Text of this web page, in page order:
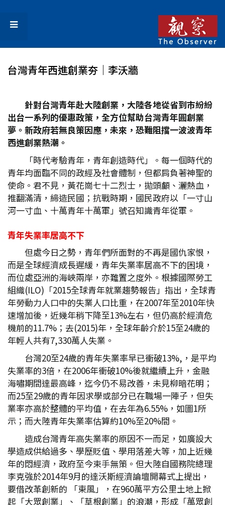
台灣青年西進創業夯｜李沃牆
針對台灣青年赴大陸創業，大陸各地從省到市紛紛
出台一系列的優惠政策，全方位幫助台灣青年圓創業
夢。新政府若無良策因應，未來，恐難阻擋一波波青年
西進創業熱潮。
「時代考驗青年，青年創造時代」。每一個時代的
青年均面臨不同的政經及社會體制，但都肩負著神聖的
使命。君不見，黃花崗七十二烈士，拋頭顱、灑熱血，
推翻滿清，締造民國；抗戰時期，國民政府以「一寸山
河一寸血、十萬青年十萬軍」號召知識青年從軍。
青年失業率居高不下
但處今日之勢，青年們所面對的不再是國仇家恨，
而是全球經濟成長遲緩，青年失業率居高不下的困境，
而位處亞洲的海峽兩岸，亦難置之度外。根據國際勞工
組織(ILO)「2015全球青年就業趨勢報告」指出，全球青
年勞動力人口中的失業人口比重，在2007年至2010年快
速增加後，近幾年稍下降至13%左右，但仍高於經濟危
機前的11.7%；去(2015)年，全球年齡介於15至24歲的
年輕人共有7,330萬人失業。
台灣20至24歲的青年失業率早已衝破13%,，是平均
失業率的3倍，在2006年衝破10%後就繼續上升，金融
海嘯期間達最高峰，迄今仍不易改善，未見柳暗花明；
而25至29歲的青年因求學或部分已在職場一陣子，但失
業率亦高於整體的平均值，在去年為6.55%，如圖1所
示；而大陸青年失業率估算約10%至20%間。
造成台灣青年高失業率的原因不一而足，如廣設大
學造成供給過多、學歷貶值、學用落差大等，加上近幾
年的悶經濟，政府至今束手無策。但大陸自國務院總理
李克強於2014年9月的達沃斯經濟論壇開幕式上提出，
要借改革創新的 「東風」，在960萬平方公里土地上掀
起「大眾創業」、「草根創業」的浪潮，形成「萬眾創